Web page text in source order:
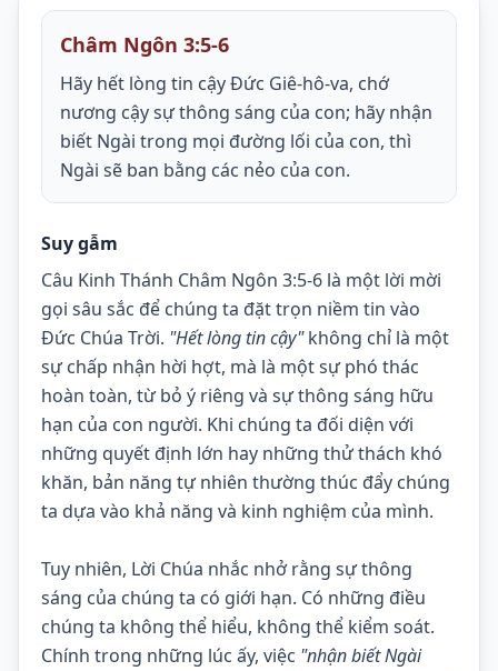
Châm Ngôn 3:5-6
Hãy hết lòng tin cậy Đức Giê-hô-va, chớ
nương cậy sự thông sáng của con; hãy nhận
biết Ngài trong mọi đường lối của con, thì
Ngài sẽ ban bằng các nẻo của con.
Suy gẫm
Câu Kinh Thánh Châm Ngôn 3:5-6 là một lời mời
gọi sâu sắc để chúng ta đặt trọn niềm tin vào
Đức Chúa Trời. "Hết lòng tin cậy" không chỉ là một
sự chấp nhận hời hợt, mà là một sự phó thác
hoàn toàn, từ bỏ ý riêng và sự thông sáng hữu
hạn của con người. Khi chúng ta đối diện với
những quyết định lớn hay những thử thách khó
khăn, bản năng tự nhiên thường thúc đẩy chúng
ta dựa vào khả năng và kinh nghiệm của mình.
Tuy nhiên, Lời Chúa nhắc nhở rằng sự thông
sáng của chúng ta có giới hạn. Có những điều
chúng ta không thể hiểu, không thể kiểm soát.
Chính trong những lúc ấy, việc "nhận biết Ngài